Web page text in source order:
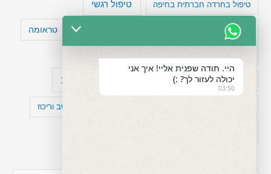
טיפול בחרדה חברתית בחיפה טיפול רגשי
טיפול תרופתי להפרעת קשב טעויות חשיבה טראומה
מפורסמים עם הפרעת קשב עיצות
קומורבידיות להפרעת קשב וריכוז
היי. תודה שפנית אליי! איך אני
יכולה לעזור לך? :)
03:50